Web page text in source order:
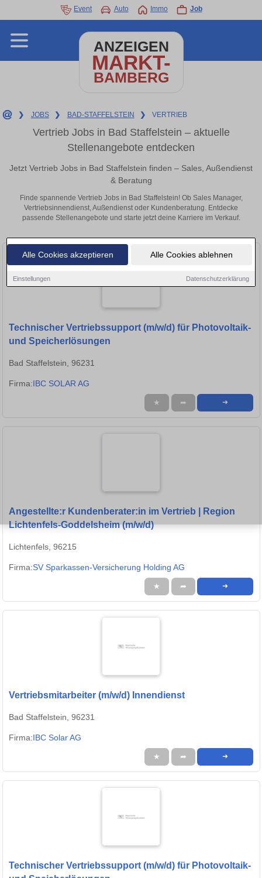
Alle Cookies akzeptieren Alle Cookies ablehnen
Einstellungen Datenschutzerklärung
Event Auto Immo Job
ANZEIGEN
MARKT-
BAMBERG
❯ JOBS ❯ BAD-STAFFELSTEIN ❯ VERTRIEB
Vertrieb Jobs in Bad Staffelstein – aktuelle
Stellenangebote entdecken
Jetzt Vertrieb Jobs in Bad Staffelstein finden – Sales, Außendienst
& Beratung
Finde spannende Vertrieb Jobs in Bad Staffelstein! Ob Sales Manager,
Vertriebsinnendienst, Außendienst oder Kundenberatung. Entdecke
passende Stellenangebote und starte jetzt deine Karriere im Verkauf.
Technischer Vertriebssupport (m/w/d) für Photovoltaik-
und Speicherlösungen
Bad Staffelstein, 96231
Firma:IBC SOLAR AG
★ ➦ ➜
Angestellte:r Kundenberater:in im Vertrieb | Region
Lichtenfels-Goddelsheim (m/w/d)
Lichtenfels, 96215
Firma:SV Sparkassen-Versicherung Holding AG
★ ➦ ➜
Vertriebsmitarbeiter (m/w/d) Innendienst
Bad Staffelstein, 96231
Firma:IBC Solar AG
★ ➦ ➜
Technischer Vertriebssupport (m/w/d) für Photovoltaik-